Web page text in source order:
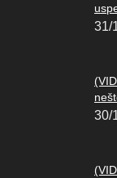
31/
30/